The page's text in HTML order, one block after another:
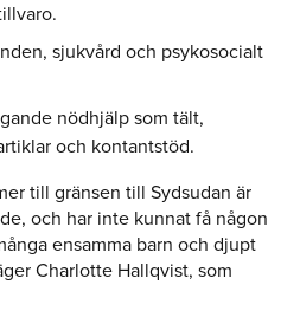
sjukvård och psykosocialt
nödhjälp som tält,
och kontantstöd.
till gränsen till Sydsudan är
och har inte kunnat få någon
ensamma barn och djupt
Charlotte Hallqvist, som